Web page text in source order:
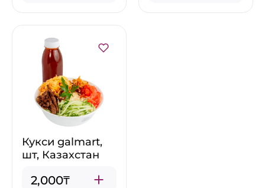
Кукси galmart,
шт, Казахстан
2,000₸